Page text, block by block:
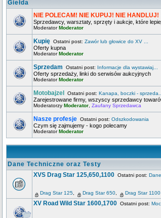
Giełda
NIE POLECAM! NIE KUPUJ! NIE HANDLUJ!
Sprzedawcy, warsztaty, sprzęty i aukcje, które lepiej
ModeratorModerator
Kupię Ostatni post: Zawór lub głowice do XV ...
Oferty kupna
ModeratorModerator
Sprzedam Ostatni post: Informacje dla wystawiaj...
Oferty sprzedaży, linki do serwisów aukcyjnych
ModeratorModerator
Motobajzel Ostatni post: Kanapa, boczki - sprzeda...
Zarejestrowane firmy, wszyscy sprzedawcy
Moderatorzy Moderator Zaufany Sprzedawca
Nasze profesje Ostatni post: Odszkodowania
Czym się zajmujemy - kogo polecamy
ModeratorModerator
Dane Techniczne oraz Testy
XVS Drag Star 125,650,1100 Ostatni post:
Drag Star 125 Drag Star 650 Drag Star 1100
XV Road Wild Star 1600,1700 Ostatni post: